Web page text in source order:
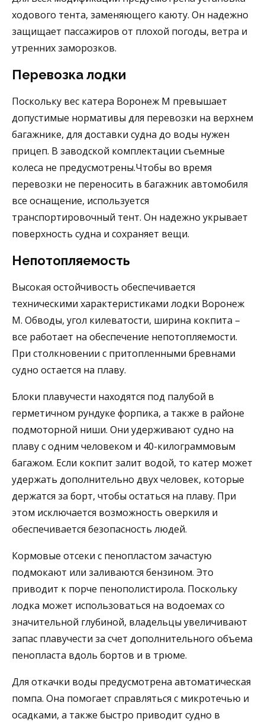
ходового тента, заменяющего каюту. Он надежно
защищает пассажиров от плохой погоды, ветра и
утренних заморозков.
Перевозка лодки
Поскольку вес катера Воронеж М превышает
допустимые нормативы для перевозки на верхнем
багажнике, для доставки судна до воды нужен
прицеп. В заводской комплектации съемные
колеса не предусмотрены.Чтобы во время
перевозки не переносить в багажник автомобиля
все оснащение, используется
транспортировочный тент. Он надежно укрывает
поверхность судна и сохраняет вещи.
Непотопляемость
Высокая остойчивость обеспечивается
техническими характеристиками лодки Воронеж
М. Обводы, угол килеватости, ширина кокпита –
все работает на обеспечение непотопляемости.
При столкновении с притопленными бревнами
судно остается на плаву.
Блоки плавучести находятся под палубой в
герметичном рундуке форпика, а также в районе
подмоторной ниши. Они удерживают судно на
плаву с одним человеком и 40-килограммовым
багажом. Если кокпит залит водой, то катер может
удержать дополнительно двух человек, которые
держатся за борт, чтобы остаться на плаву. При
этом исключается возможность оверкиля и
обеспечивается безопасность людей.
Кормовые отсеки с пенопластом зачастую
подмокают или заливаются бензином. Это
приводит к порче пенополистирола. Поскольку
лодка может использоваться на водоемах со
значительной глубиной, владельцы увеличивают
запас плавучести за счет дополнительного объема
пенопласта вдоль бортов и в трюме.
Для откачки воды предусмотрена автоматическая
помпа. Она помогает справляться с микротечью и
осадками, а также быстро приводит судно в